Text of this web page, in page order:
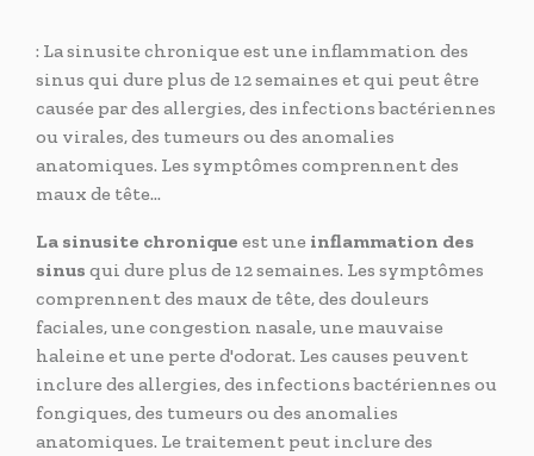
: La sinusite chronique est une inflammation des
sinus qui dure plus de 12 semaines et qui peut être
causée par des allergies, des infections bactériennes
ou virales, des tumeurs ou des anomalies
anatomiques. Les symptômes comprennent des
maux de tête...
La sinusite chronique est une inflammation des
sinus qui dure plus de 12 semaines. Les symptômes
comprennent des maux de tête, des douleurs
faciales, une congestion nasale, une mauvaise
haleine et une perte d'odorat. Les causes peuvent
inclure des allergies, des infections bactériennes ou
fongiques, des tumeurs ou des anomalies
anatomiques. Le traitement peut inclure des